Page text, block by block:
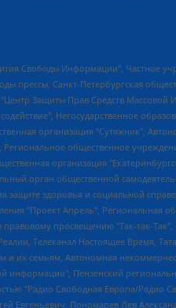
Ирина Григорьевна, Дремин Иван Тимофеевич, Дубровский Дмитрий Викторович, Красноярская региональная общественная организация поддержки и развития альтернативных образовательных технологий и межкультурных коммуникаций "ИНТЕРРА", Маяковская Екатерина Алексеевна, Фейгин Марк Захарович, Филимонов Андрей Викторович, Дзугкоева Регина Николаевна, Доброхотов Роман Александрович, Дудь Юрий Александрович, Елкин Сергей Владимирович, Кругликов Кирилл Игоревич, Сабунаева Мария Леонидовна, Семенов Алексей Владимирович, Шаинян Карен Багратович, Шульман Екатерина Михайловна, Асафьев Артур Валерьевич, Вахштайн Виктор Семенович, Венедиктов Алексей Алексеевич, Лушникова Екатерина Евгеньевна, Волков Леонид Михайлович, Невзоров Александр Глебович, Пархоменко Сергей Борисович, Сироткин Ярослав Николаевич, Кара-Мурза Владимир Владимирович, Баранова Наталья Владимировна, Гозман Леонид Яковлевич, Кагарлицкий Борис Юльевич, Климарев Михаил Валерьевич, Милов Владимир Станиславович, Автономная некоммерческая организация Краснодарский центр современного искусства "Типография", Моргенштерн Алишер Тагирович, Соболь Любовь Эдуардовна, Общество с ограниченной ответственностью "ЛИЗА НОРМ", Каспаров Гарри Кимович, Ходорковский Михаил Борисович, Общество с ограниченной ответственностью "Апрельские тезисы", Данилович Ирина Брониславовна, Кашин Олег Владимирович, Петров Николай Владимирович, Пивоваров Алексей Владимирович, Соколов Михаил Владимирович, Цветкова Юлия Владимировна, Чичваркин Евгений Александрович, Комитет против пыток/Команда против пыток, Общество с ограниченной ответственностью "Первый научный", Общество с ограниченной ответственностью "Вертолет и ко", Белоцерковская